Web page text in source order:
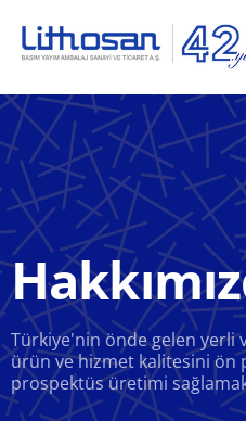
Türkiye'nin önde gelen yerli
ürün ve hizmet kalitesini ön
prospektüs üretimi